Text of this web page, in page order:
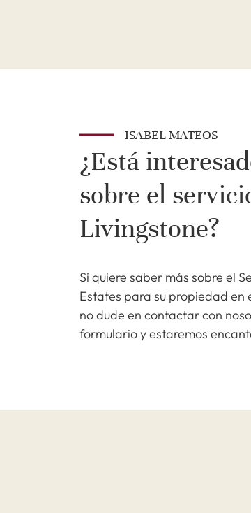
ISABEL MATEOS
¿Está
sobre el
Livingstone?
Si quiere saber más sobre el
Estates para su propiedad en
no dude en contactar con
formulario y estaremos